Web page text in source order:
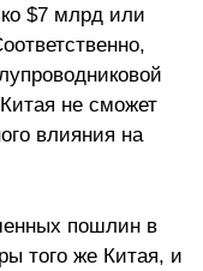
$7 млрд или
не сможет
влияния на
пошлин в
того же Китая, и